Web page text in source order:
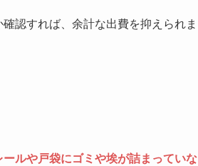
認すれば、余計な出費を抑えられま
ールや戸袋にゴミや埃が詰まっていな